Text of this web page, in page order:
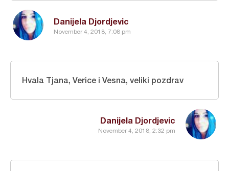
Danijela Djordjevic
November 4, 2018, 7:08 pm
Danijela Djordjevic
November 4, 2018, 2:32 pm
Hvala Tjana, Verice i Vesna, veliki pozdrav